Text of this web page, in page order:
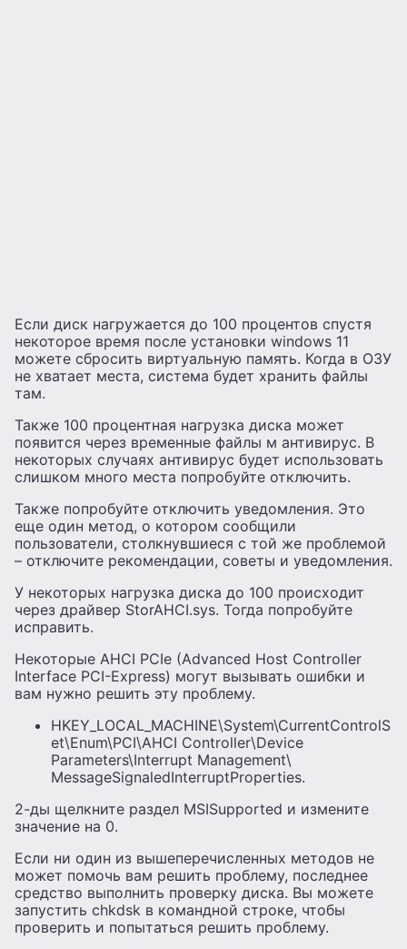
Если диск нагружается до 100 процентов спустя
некоторое время после установки windows 11
можете сбросить виртуальную память. Когда в ОЗУ
не хватает места, система будет хранить файлы
там.
Также 100 процентная нагрузка диска может
появится через временные файлы м антивирус. В
некоторых случаях антивирус будет использовать
слишком много места попробуйте отключить.
Также попробуйте отключить уведомления. Это
еще один метод, о котором сообщили
пользователи, столкнувшиеся с той же проблемой
– отключите рекомендации, советы и уведомления.
У некоторых нагрузка диска до 100 происходит
через драйвер StorAHCI.sys. Тогда попробуйте
исправить.
Некоторые AHCI PCIe (Advanced Host Controller
Interface PCI-Express) могут вызывать ошибки и
вам нужно решить эту проблему.
HKEY_LOCAL_MACHINE\System\CurrentControlS
et\Enum\PCI\AHCI Controller\Device
Parameters\Interrupt Management\
MessageSignaledInterruptProperties.
2-ды щелкните раздел MSISupported и измените
значение на 0.
Если ни один из вышеперечисленных методов не
может помочь вам решить проблему, последнее
средство выполнить проверку диска. Вы можете
запустить chkdsk в командной строке, чтобы
проверить и попытаться решить проблему.